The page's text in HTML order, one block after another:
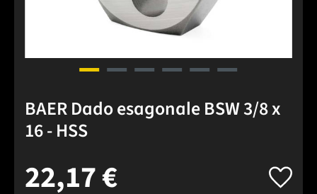
BAER Dado esagonale BSW 3/8 x
16 - HSS
22,17 €